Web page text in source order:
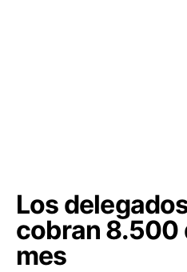
Los
cobran 8.500
mes